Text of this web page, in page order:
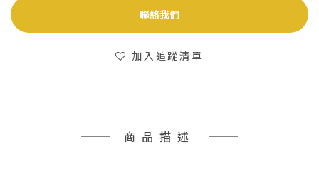
聯絡我們
加入追蹤清單
商品描述